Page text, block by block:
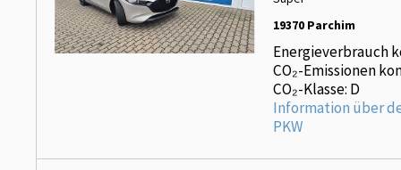
19370 Parchim
Energieverbrauch
CO₂-Emissionen
CO₂-Klasse: D
Information über
PKW